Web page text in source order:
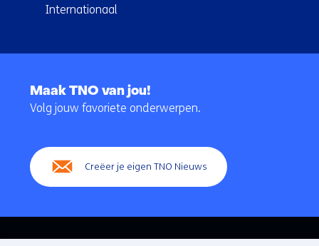
Internationaal
navigatie
Maak TNO van jou!
Volg jouw favoriete onderwerpen.
Creëer je eigen TNO Nieuws